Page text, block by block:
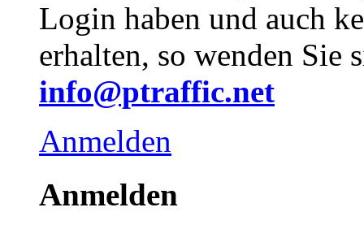
Login haben und auch
erhalten, so wenden
info@ptraffic.net
Anmelden
Anmelden